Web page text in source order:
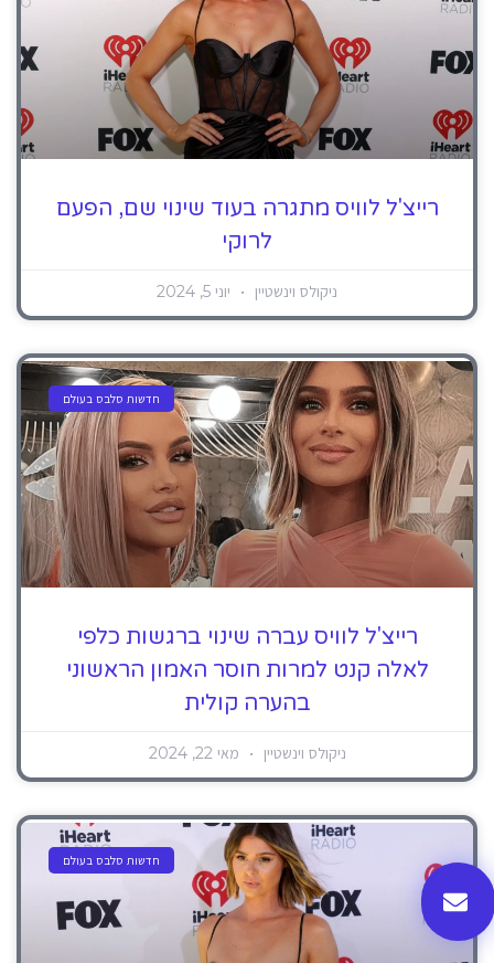
רייצ'ל לוויס מתגרה בעוד שינוי שם, הפעם
לרוקי
ניקולס וינשטיין יוני 5, 2024
חדשות סלבס בעולם
רייצ'ל לוויס עברה שינוי ברגשות כלפי
לאלה קנט למרות חוסר האמון הראשוני
בהערה קולית
ניקולס וינשטיין מאי 22, 2024
חדשות סלבס בעולם